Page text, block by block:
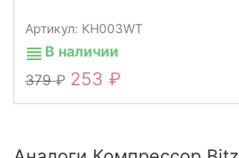
Артикул: KH003WT
В наличии
379
253